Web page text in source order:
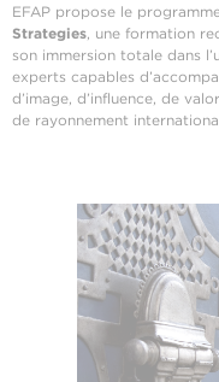
EFAP propose le
Strategies, une formation
son immersion totale dans
experts capables
d’image, d’influence, de
de rayonnement